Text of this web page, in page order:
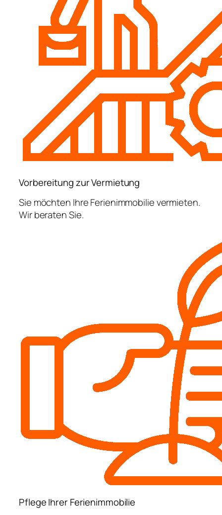
Vorbereitung zur Vermietung
Sie möchten Ihre Ferienimmobilie vermieten.
Wir beraten Sie.
Pflege Ihrer Ferienimmobilie